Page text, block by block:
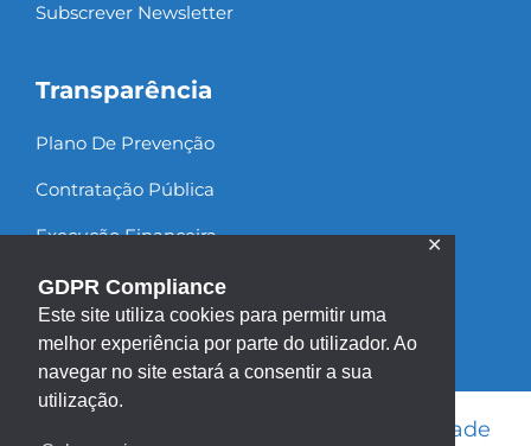
GDPR Compliance
Este site utiliza cookies para permitir uma
melhor experiência por parte do utilizador. Ao
navegar no site estará a consentir a sua
utilização.
✕
Subscrever Newsletter
Transparência
Plano De Prevenção
Contratação Pública
Execução Financeira
Recursos Humanos
Política de Privacidade